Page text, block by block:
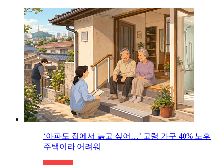
‘아파도 집에서 늙고 싶어…’ 고령 가구 40% 노후
주택이라 어려워